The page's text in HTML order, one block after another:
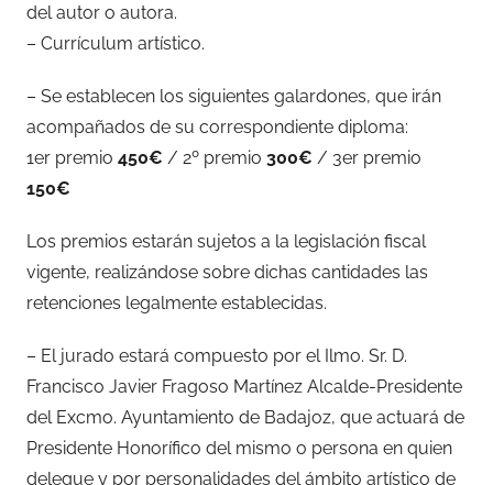
del autor o autora.
– Currículum artístico.
– Se establecen los siguientes galardones, que irán
acompañados de su correspondiente diploma:
1er premio 450€ / 2º premio 300€ / 3er premio
150€
Los premios estarán sujetos a la legislación fiscal
vigente, realizándose sobre dichas cantidades las
retenciones legalmente establecidas.
– El jurado estará compuesto por el Ilmo. Sr. D.
Francisco Javier Fragoso Martínez Alcalde-Presidente
del Excmo. Ayuntamiento de Badajoz, que actuará de
Presidente Honorífico del mismo o persona en quien
delegue y por personalidades del ámbito artístico de